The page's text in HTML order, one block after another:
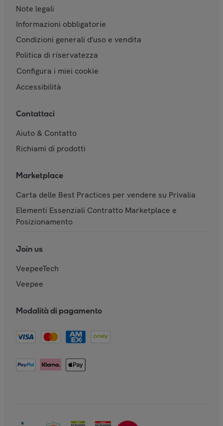
Note legali
Informazioni obbligatorie
Condizioni generali d'uso e vendita
Politica di riservatezza
Configura i miei cookie
Accessibilità
Contattaci
Aiuto & Contatto
Richiami di prodotti
Marketplace
Carta delle Best Practices per vendere su Privalia
Elementi Essenziali Contratto Marketplace e
Posizionamento
Join us
VeepeeTech
Veepee
Modalità di pagamento